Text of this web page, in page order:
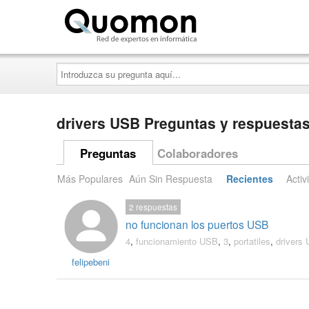
Introduzca
su
pregunta
aquí...
drivers USB Preguntas y respuestas
Preguntas Colaboradores
Más Populares Aún Sin Respuesta Recientes
felipebeni
no funcionan los puertos USB
2 respuestas
4, funcionamiento USB, 3, portatiles, drivers